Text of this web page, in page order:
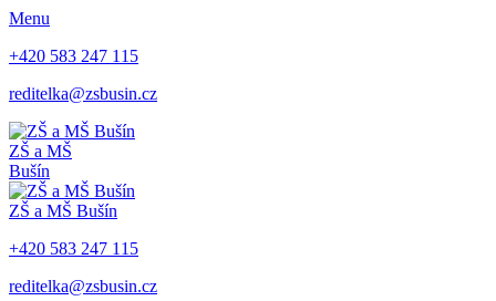
Menu
+420 583 247 115
reditelka@zsbusin.cz
ZŠ a MŠ
Bušín
ZŠ a MŠ Bušín
+420 583 247 115
reditelka@zsbusin.cz